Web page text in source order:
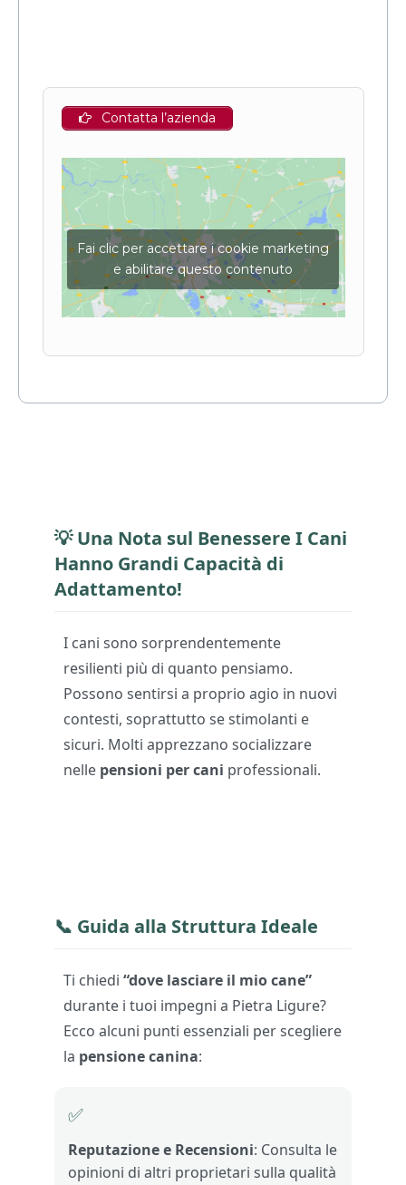
Contatta l’azienda
Fai clic per accettare i cookie marketing
e abilitare questo contenuto
💡 Una Nota sul Benessere I Cani
Hanno Grandi Capacità di
Adattamento!
I cani sono sorprendentemente
resilienti più di quanto pensiamo.
Possono sentirsi a proprio agio in nuovi
contesti, soprattutto se stimolanti e
sicuri. Molti apprezzano socializzare
nelle pensioni per cani professionali.
📞 Guida alla Struttura Ideale
Ti chiedi “dove lasciare il mio cane”
durante i tuoi impegni a Pietra Ligure?
Ecco alcuni punti essenziali per scegliere
la pensione canina:
✅
Reputazione e Recensioni: Consulta le
opinioni di altri proprietari sulla qualità